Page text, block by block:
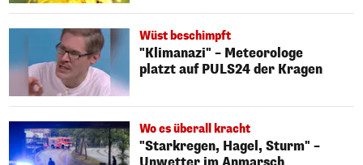
Wüst beschimpft
"Klimanazi" – Meteorologe
platzt auf PULS24 der Kragen
Wo es überall kracht
"Starkregen, Hagel, Sturm" –